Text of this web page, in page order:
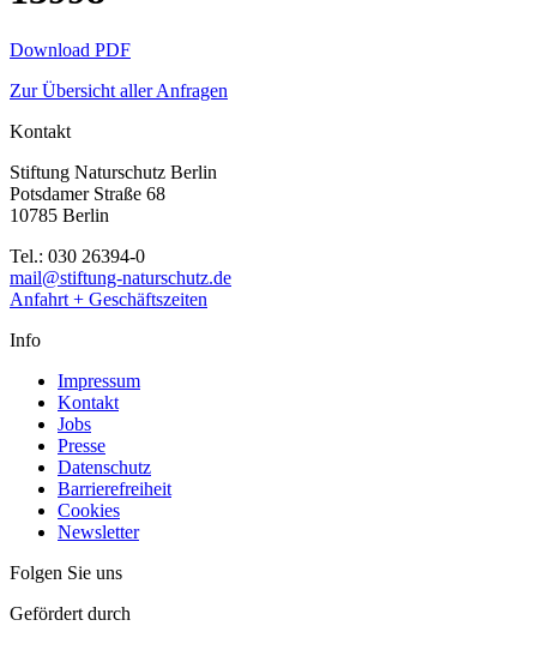
Download PDF
Zur Übersicht aller Anfragen
Kontakt
Stiftung Naturschutz Berlin
Potsdamer Straße 68
10785 Berlin
Tel.: 030 26394-0
mail@stiftung-naturschutz.de
Anfahrt + Geschäftszeiten
Info
Impressum
Kontakt
Jobs
Presse
Datenschutz
Barrierefreiheit
Cookies
Newsletter
Folgen Sie uns
Gefördert durch